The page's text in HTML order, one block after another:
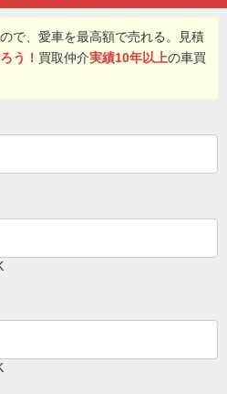
で、愛車を最高額で売れる。見積
う！ 買取仲介実績10年以上の車買